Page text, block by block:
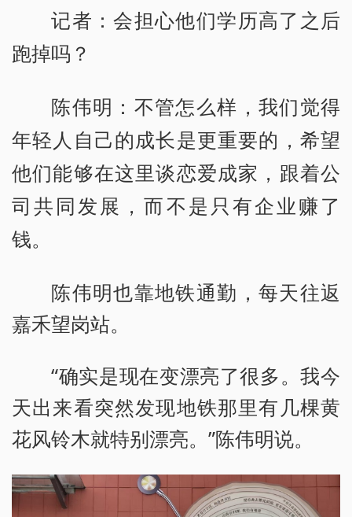
记者：会担心他们学历高了之后
跑掉吗？
陈伟明：不管怎么样，我们觉得
年轻人自己的成长是更重要的，希望
他们能够在这里谈恋爱成家，跟着公
司共同发展，而不是只有企业赚了
钱。
陈伟明也靠地铁通勤，每天往返
嘉禾望岗站。
“确实是现在变漂亮了很多。我今
天出来看突然发现地铁那里有几棵黄
花风铃木就特别漂亮。”陈伟明说。